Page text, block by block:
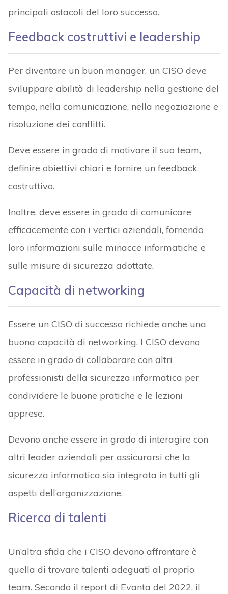
principali ostacoli del loro successo.
Feedback costruttivi e leadership
Per diventare un buon manager, un CISO deve
sviluppare abilità di leadership nella gestione del
tempo, nella comunicazione, nella negoziazione e
risoluzione dei conflitti.
Deve essere in grado di motivare il suo team,
definire obiettivi chiari e fornire un feedback
costruttivo.
Inoltre, deve essere in grado di comunicare
efficacemente con i vertici aziendali, fornendo
loro informazioni sulle minacce informatiche e
sulle misure di sicurezza adottate.
Capacità di networking
Essere un CISO di successo richiede anche una
buona capacità di networking. I CISO devono
essere in grado di collaborare con altri
professionisti della sicurezza informatica per
condividere le buone pratiche e le lezioni
apprese.
Devono anche essere in grado di interagire con
altri leader aziendali per assicurarsi che la
sicurezza informatica sia integrata in tutti gli
aspetti dell’organizzazione.
Ricerca di talenti
Un’altra sfida che i CISO devono affrontare è
quella di trovare talenti adeguati al proprio
team. Secondo il report di Evanta del 2022, il